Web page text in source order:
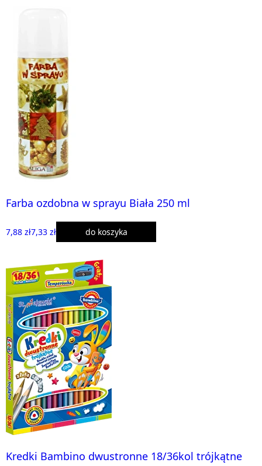
Farba ozdobna w sprayu Biała 250 ml
7,88 zł7,33 zł do koszyka
Kredki Bambino dwustronne 18/36kol trójkątne